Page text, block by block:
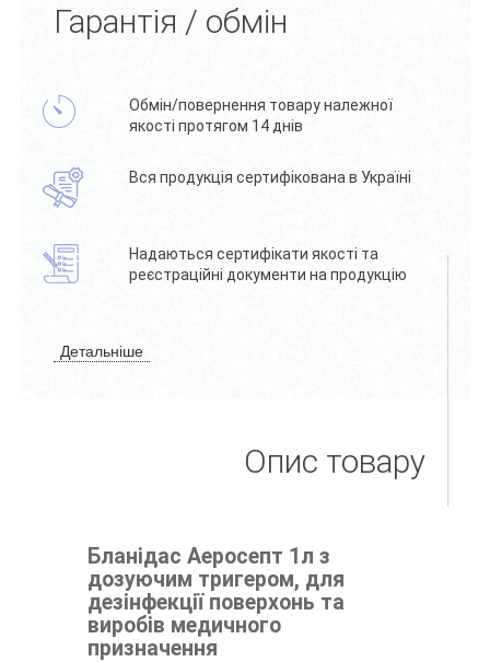
Гарантія / обмін
Обмін/повернення товару належної
якості протягом 14 днів
Вся продукція сертифікована в Україні
Надаються сертифікати якості та
реєстраційні документи на продукцію
Детальніше
Опис товару
Бланідас Аеросепт 1л з
дозуючим тригером, для
дезінфекції поверхонь та
виробів медичного
призначення